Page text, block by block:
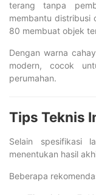
terang tanpa
membantu distribusi
80 membuat objek
Dengan warna
modern, cocok
perumahan.
Tips Teknis
Selain spesifikasi
menentukan hasil
Beberapa